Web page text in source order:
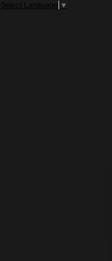
Select Language ▼